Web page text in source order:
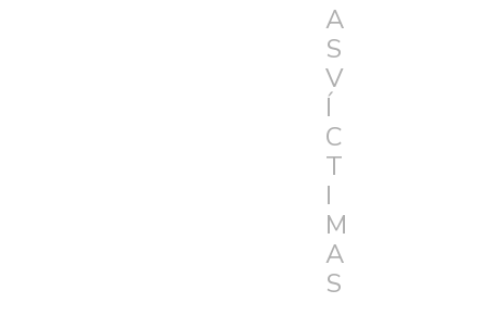
A
S
V
Í
C
T
I
M
A
S